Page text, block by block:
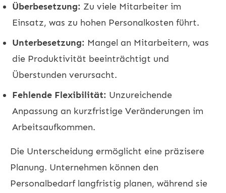
Überbesetzung: Zu viele Mitarbeiter im
Einsatz, was zu hohen Personalkosten führt.
Unterbesetzung: Mangel an Mitarbeitern, was
die Produktivität beeinträchtigt und
Überstunden verursacht.
Fehlende Flexibilität: Unzureichende
Anpassung an kurzfristige Veränderungen im
Arbeitsaufkommen.
Die Unterscheidung ermöglicht eine präzisere
Planung. Unternehmen können den
Personalbedarf langfristig planen, während sie